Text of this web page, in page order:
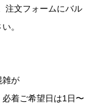
注文フォームにバル
。
雑が
着ご希望日は1日〜